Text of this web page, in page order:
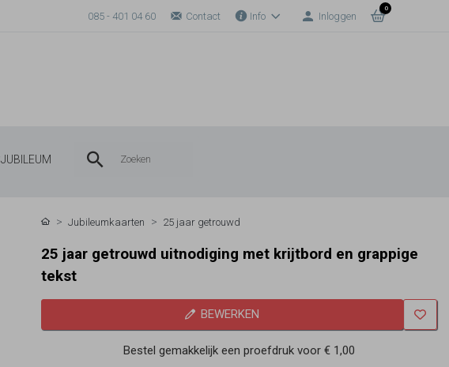
085 - 401 04 60 Contact Info Inloggen
0
Jubileumkaarten 25 jaar getrouwd
25 jaar getrouwd uitnodiging met krijtbord en grappige
tekst
BEWERKEN
Bestel gemakkelijk een proefdruk voor€ 1,00